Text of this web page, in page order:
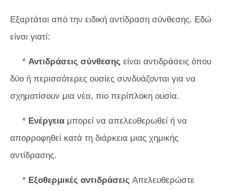
Εξαρτάται από την ειδική αντίδραση σύνθεσης. Εδώ
είναι γιατί:
* Αντιδράσεις σύνθεσης είναι αντιδράσεις όπου
δύο ή περισσότερες ουσίες συνδυάζονται για να
σχηματίσουν μια νέα, πιο περίπλοκη ουσία.
* Ενέργεια μπορεί να απελευθερωθεί ή να
απορροφηθεί κατά τη διάρκεια μιας χημικής
αντίδρασης.
* Εξοθερμικές αντιδράσεις Απελευθερώστε